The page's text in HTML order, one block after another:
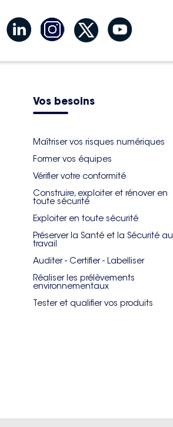
Vos besoins
Maîtriser vos risques numériques
Former vos équipes
Vérifier votre conformité
Construire, exploiter et rénover en
toute sécurité
Exploiter en toute sécurité
Préserver la Santé et la Sécurité au
travail
Auditer - Certifier - Labelliser
Réaliser les prélèvements
environnementaux
Tester et qualifier vos produits